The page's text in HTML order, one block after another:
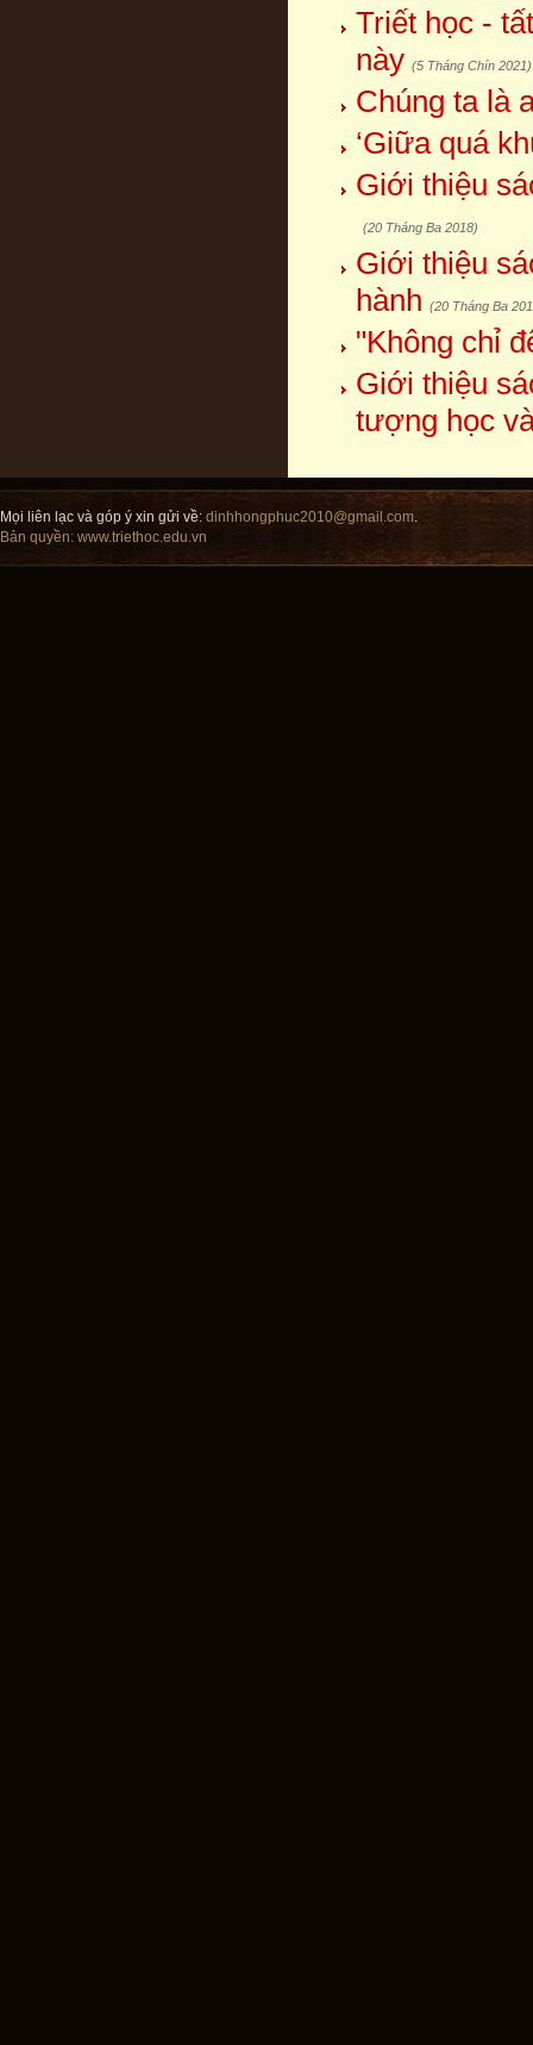
Triết học -
này (5 Tháng Chín 2021)
Chúng ta là
‘Giữa quá
Giới thiệu
(20 Tháng Ba 2018)
Giới thiệu
hành (20 Tháng Ba
"Không chỉ
Giới thiệu
tượng học
Mọi liên lạc và góp ý xin gửi về: dinhhongphuc2010@gmail.com.
Bản quyền: www.triethoc.edu.vn